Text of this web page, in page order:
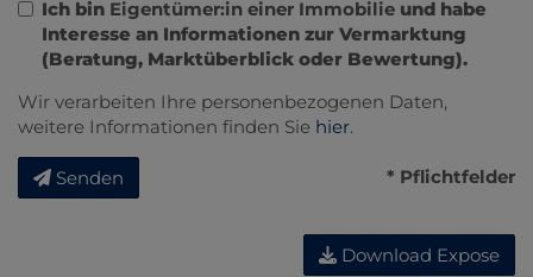
Ich bin Eigentümer:in einer Immobilie und habe
Interesse an Informationen zur Vermarktung
(Beratung, Marktüberblick oder Bewertung).
Wir verarbeiten Ihre personenbezogenen Daten,
weitere Informationen finden Sie hier.
Senden * Pflichtfelder
Download Expose